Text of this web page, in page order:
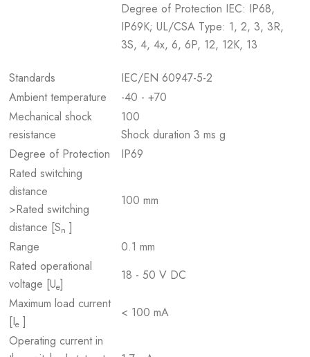
Degree of Protection IEC: IP68,
IP69K; UL/CSA Type: 1, 2, 3, 3R,
3S, 4, 4x, 6, 6P, 12, 12K, 13
Standards
IEC/EN 60947-5-2
Ambient temperature
-40 - +70
Mechanical shock
resistance
100
Shock duration 3 ms g
Degree of Protection
IP69
Rated switching
distance
>Rated switching
distance [Sn ]
100 mm
Range
0.1 mm
Rated operational
voltage [Ue]
18 - 50 V DC
Maximum load current
[Ie ]
< 100 mA
Operating current in